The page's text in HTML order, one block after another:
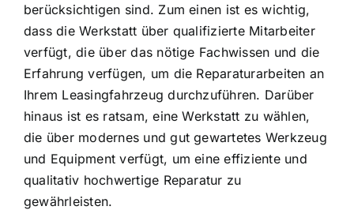
berücksichtigen sind. Zum einen ist es wichtig,
dass die Werkstatt über qualifizierte Mitarbeiter
verfügt, die über das nötige Fachwissen und die
Erfahrung verfügen, um die Reparaturarbeiten an
Ihrem Leasingfahrzeug durchzuführen. Darüber
hinaus ist es ratsam, eine Werkstatt zu wählen,
die über modernes und gut gewartetes Werkzeug
und Equipment verfügt, um eine effiziente und
qualitativ hochwertige Reparatur zu
gewährleisten.